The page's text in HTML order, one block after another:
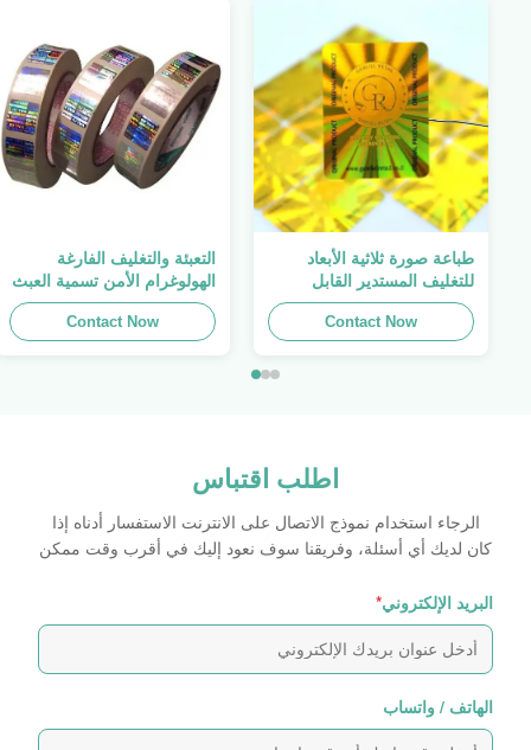
طباعة صورة ثلاثية الأبعاد
للتغليف المستدير القابل
للطباعة ، الملصق الأصلي ،
صفائح لاصقة ذاتية اللصق
Contact Now
التعبئة والتغليف الفارغة
الهولوغرام الأمن تسمية العبث
واضح ملصق الهولوغرام شعار
الليزر
Contact Now
اطلب اقتباس
الرجاء استخدام نموذج الاتصال على الانترنت الاستفسار أدناه إذا
كان لديك أي أسئلة، وفريقنا سوف نعود إليك في أقرب وقت ممكن
البريد الإلكتروني*
الهاتف / واتساب